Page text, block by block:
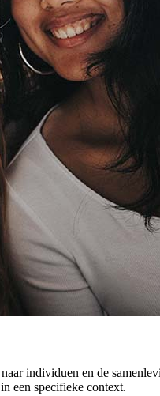
individuen en de
een specifieke context.